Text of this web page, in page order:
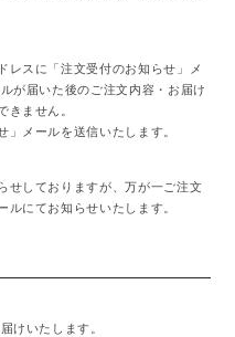
レスに「注文受付のお知らせ」メ
が届いた後のご注文内容・お届け
きません。
メールを送信いたします。
せしておりますが、万が一ご注文
にてお知らせいたします。
けいたします。